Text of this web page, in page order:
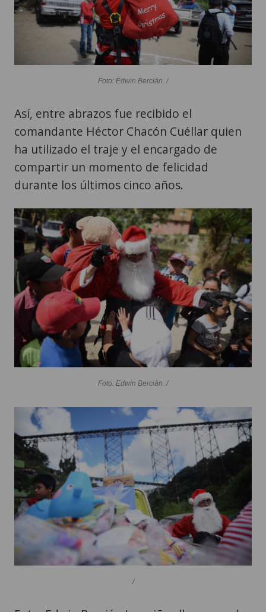
Foto: Edwin Bercián. /
Así, entre abrazos fue recibido el
comandante Héctor Chacón Cuéllar quien
ha utilizado el traje y el encargado de
compartir un momento de felicidad
durante los últimos cinco años.
Foto: Edwin Bercián. /
/